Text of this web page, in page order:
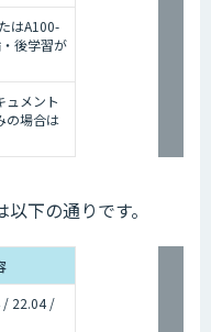
はA100-
後学習が
ュメント
の場合は
下の通りです。
/ 22.04 /